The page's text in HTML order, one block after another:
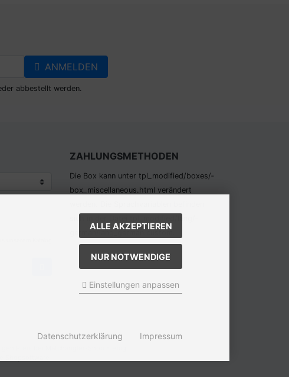
ANMELDEN
abbestellt werden.
ZAHLUNGSMETHODEN
Die Box kann unter tpl_modified/boxes/­
box_miscellaneous.html verändert
ALLE AKZEPTIEREN
NUR NOTWENDIGE
Einstellungen anpassen
Datenschutzerklärung Impressum